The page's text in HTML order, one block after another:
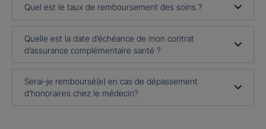
Quel est le taux de remboursement des soins ?
Quelle est la date d’échéance de mon contrat
d’assurance complémentaire santé ?
Serai-je remboursé(e) en cas de dépassement
d’honoraires chez le médecin?